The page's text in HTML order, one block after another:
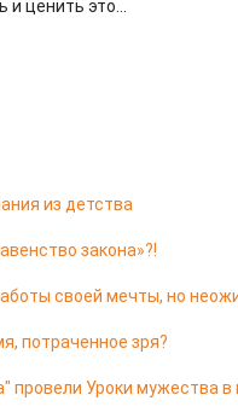
ценить это...
из детства
закона»?!
своей мечты, но
потраченное зря?
провели Уроки мужества